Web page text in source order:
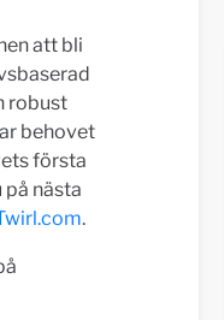
att bli
robust
behovet
första
nästa
.